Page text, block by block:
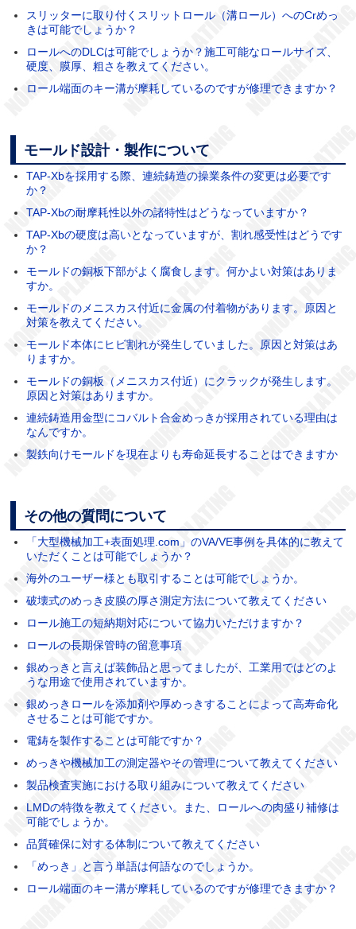
スリッターに取り付くスリットロール（溝ロール）へのCrめっ
きは可能でしょうか？
ロールへのDLCは可能でしょうか？施工可能なロールサイズ、
硬度、膜厚、粗さを教えてください。
ロール端面のキー溝が摩耗しているのですが修理できますか？
モールド設計・製作について
TAP-Xbを採用する際、連続鋳造の操業条件の変更は必要です
か？
TAP-Xbの耐摩耗性以外の諸特性はどうなっていますか？
TAP-Xbの硬度は高いとなっていますが、割れ感受性はどうです
か？
モールドの銅板下部がよく腐食します。何かよい対策はありま
すか。
モールドのメニスカス付近に金属の付着物があります。原因と
対策を教えてください。
モールド本体にヒビ割れが発生していました。原因と対策はあ
りますか。
モールドの銅板（メニスカス付近）にクラックが発生します。
原因と対策はありますか。
連続鋳造用金型にコバルト合金めっきが採用されている理由は
なんですか。
製鉄向けモールドを現在よりも寿命延長することはできますか
その他の質問について
「大型機械加工+表面処理.com」のVA/VE事例を具体的に教えて
いただくことは可能でしょうか？
海外のユーザー様とも取引することは可能でしょうか。
破壊式のめっき皮膜の厚さ測定方法について教えてください
ロール施工の短納期対応について協力いただけますか？
ロールの長期保管時の留意事項
銀めっきと言えば装飾品と思ってましたが、工業用ではどのよ
うな用途で使用されていますか。
銀めっきロールを添加剤や厚めっきすることによって高寿命化
させることは可能ですか。
電鋳を製作することは可能ですか？
めっきや機械加工の測定器やその管理について教えてください
製品検査実施における取り組みについて教えてください
LMDの特徴を教えてください。また、ロールへの肉盛り補修は
可能でしょうか。
品質確保に対する体制について教えてください
「めっき」と言う単語は何語なのでしょうか。
ロール端面のキー溝が摩耗しているのですが修理できますか？